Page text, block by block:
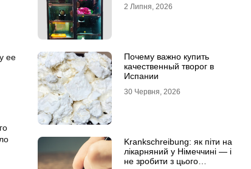
ее
2 Липня, 2026
Почему важно купить
качественный творог в
Испании
30 Червня, 2026
Krankschreibung: як піти на
лікарняний у Німеччині — і
не зробити з цього